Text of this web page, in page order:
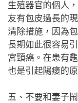
生殖器官的個人
友有包皮過長的
清除措施，因為
長期如此很容易
宮頸癌。在患有
也是引起陽痿的原
五、不要和妻子